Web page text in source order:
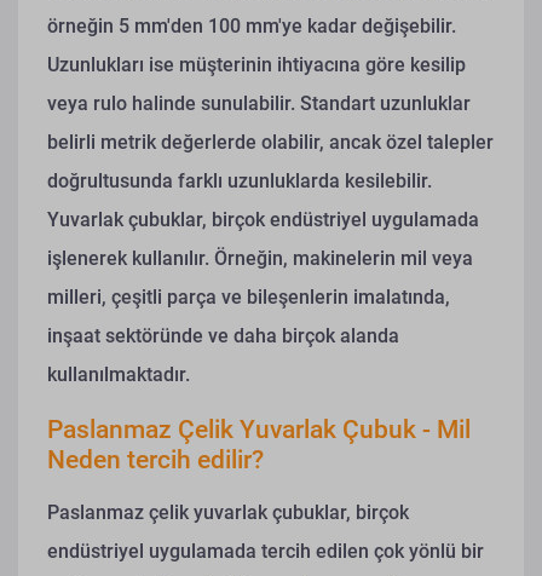
örneğin 5 mm'den 100 mm'ye kadar değişebilir.
Uzunlukları ise müşterinin ihtiyacına göre kesilip
veya rulo halinde sunulabilir. Standart uzunluklar
belirli metrik değerlerde olabilir, ancak özel talepler
doğrultusunda farklı uzunluklarda kesilebilir.
Yuvarlak çubuklar, birçok endüstriyel uygulamada
işlenerek kullanılır. Örneğin, makinelerin mil veya
milleri, çeşitli parça ve bileşenlerin imalatında,
inşaat sektöründe ve daha birçok alanda
kullanılmaktadır.
Paslanmaz Çelik Yuvarlak Çubuk - Mil
Neden tercih edilir?
Paslanmaz çelik yuvarlak çubuklar, birçok
endüstriyel uygulamada tercih edilen çok yönlü bir